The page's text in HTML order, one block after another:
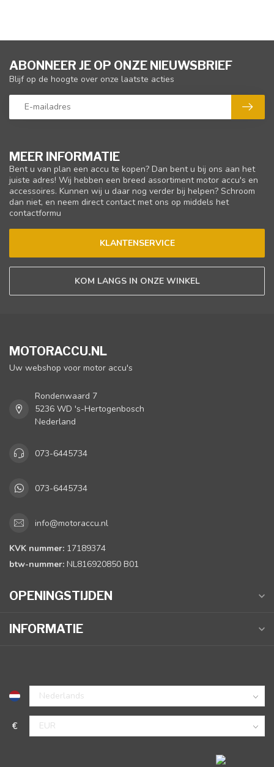
MEER INFORMATIE
Bent u van plan een accu te kopen? Dan bent u bij ons aan het
juiste adres! Wij hebben een breed assortiment motor accu's en
accessoires. Kunnen wij u daar nog verder bij helpen? Schroom
dan niet, en neem direct contact met ons op middels het
contactformu
KLANTENSERVICE
KOM LANGS IN ONZE WINKEL
ABONNEER JE OP ONZE NIEUWSBRIEF
Blijf op de hoogte over onze laatste acties
MOTORACCU.NL
Uw webshop voor motor accu's
Rondenwaard 7
5236 WD 's-Hertogenbosch
Nederland
073-6445734
073-6445734
info@motoraccu.nl
KVK nummer: 17189374
btw-nummer: NL816920850 B01
OPENINGSTIJDEN
INFORMATIE
€